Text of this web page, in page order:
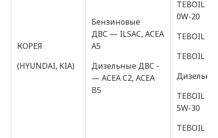
КОРЕЯ
(HYUNDAI, KIA)
Бензиновые
ДВС — ILSAC, ACEA
A5
Дизельные ДВС -
— ACEA C2, ACEA
B5
TEBOIL
0W-20
TEBOIL
TEBOIL
TEBOIL
5W-30
TEBOIL